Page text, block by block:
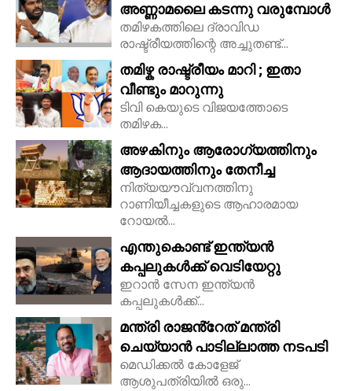
അണ്ണാമലൈ കടന്നു വരുമ്പോൾ
തമിഴകത്തിലെ ദ്രാവിഡ
രാഷ്ട്രീയത്തിന്റെ അച്ചുതണ്ട്...
തമിഴ്ക രാഷ്ട്രീയം മാറി ; ഇതാ
വീണ്ടും മാറുന്നു
ടിവി കെയുടെ വിജയത്തോടെ
തമിഴക...
അഴകിനും ആരോഗ്യത്തിനും
ആദായത്തിനും തേനീച്ച
നിത്യയൗവ്വനത്തിനു
റാണിയീച്ചകളുടെ ആഹാരമായ
റോയല്‍...
എന്തുകൊണ്ട് ഇന്ത്യൻ
കപ്പലുകൾക്ക് വെടിയേറ്റു
ഇറാൻ സേന ഇന്ത്യൻ
കപ്പലുകൾക്ക്...
മന്ത്രി രാജൻ്റേത് മന്ത്രി
ചെയ്യാൻ പാടില്ലാത്ത നടപടി
മെഡിക്കൽ കോളേജ്
ആശുപത്രിയിൽ ഒരു...